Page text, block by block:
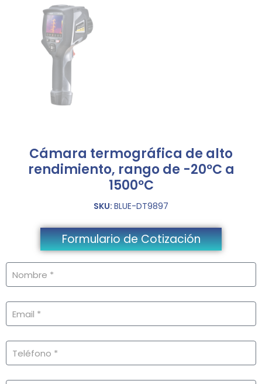
Cámara termográfica de alto
rendimiento, rango de -20ºC a
1500ºC
SKU: BLUE-DT9897
Formulario de Cotización